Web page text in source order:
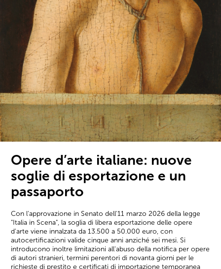
Opere d’arte italiane: nuove
soglie di esportazione e un
passaporto
Con l'approvazione in Senato dell'11 marzo 2026 della legge
"Italia in Scena", la soglia di libera esportazione delle opere
d'arte viene innalzata da 13.500 a 50.000 euro, con
autocertificazioni valide cinque anni anziché sei mesi. Si
introducono inoltre limitazioni all'abuso della notifica per opere
di autori stranieri, termini perentori di novanta giorni per le
richieste di prestito e certificati di importazione temporanea